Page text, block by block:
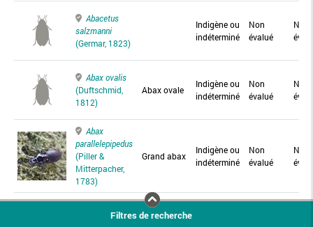
Abacetus
salzmanni
(Germar, 1823)
Indigène ou
indéterminé
Non
évalué
Non
Abax ovalis
(Duftschmid,
1812)
Abax ovale
Indigène ou
indéterminé
Non
évalué
Non
Abax
parallelepipedus
(Piller &
Mitterpacher,
1783)
Grand abax
Indigène ou
indéterminé
Non
évalué
Non
Abax
Abax
Filtres de recherche